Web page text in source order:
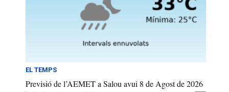
EL TEMPS
Previsió de l’AEMET a Salou avui 8 de Agost de 2026